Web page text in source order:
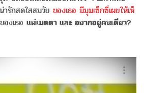
ารักสดใสสมวัย ของเธอ มีมุมเซ็กซี่เผยให้เห็
งเธอ แผ่เมตตา และ อยากอยู่คนเดียว?